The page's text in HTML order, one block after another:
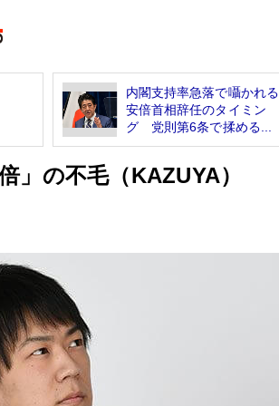
内閣支持率急落で囁かれる
安倍首相辞任のタイミン
グ 党則第6条で揉める...
」の不毛（KAZUYA）